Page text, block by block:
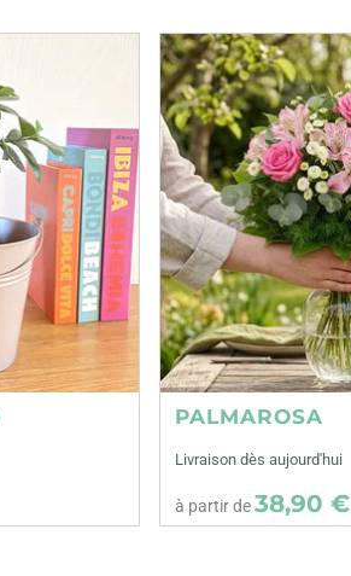
PALMAROSA
Livraison dès aujourd'hui
à partir de38,90 €